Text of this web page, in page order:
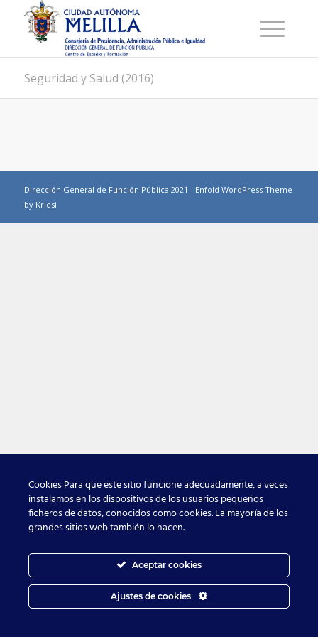
Seguridad y Salud (2016)
Dirección General de Función Pública 2021 - Enfold WordPress Theme
by Kriesi
Cookies Para que este sitio funcione adecuadamente, a veces
instalamos en los dispositivos de los usuarios pequeños
ficheros de datos, conocidos como cookies. La mayoría de los
grandes sitios web también lo hacen.
Aceptar cookies
Ajustes de cookies